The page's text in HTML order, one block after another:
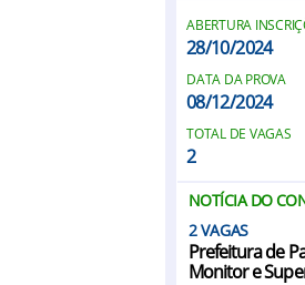
ABERTURA
28/10/2024
DATA DA PROVA
08/12/2024
TOTAL DE VAGAS
2
NOTÍCIA DO
2
Prefeitura de
Monitor e